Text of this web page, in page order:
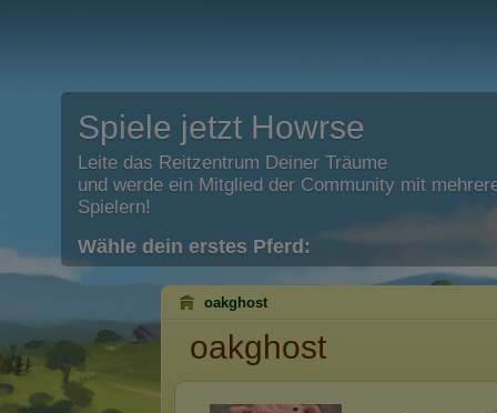
Spiele jetzt Howrse
Leite das Reitzentrum Deiner Träume
und werde ein Mitglied der Community mit
Spielern!
Wähle dein erstes Pferd:
oakghost
oakghost